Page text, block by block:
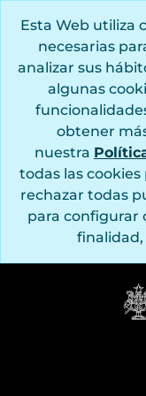
Esta Web utiliza
necesarias
analizar sus
algunas
obtener
nuestra
todas las cookies
rechazar todas
para configurar
finalidad,